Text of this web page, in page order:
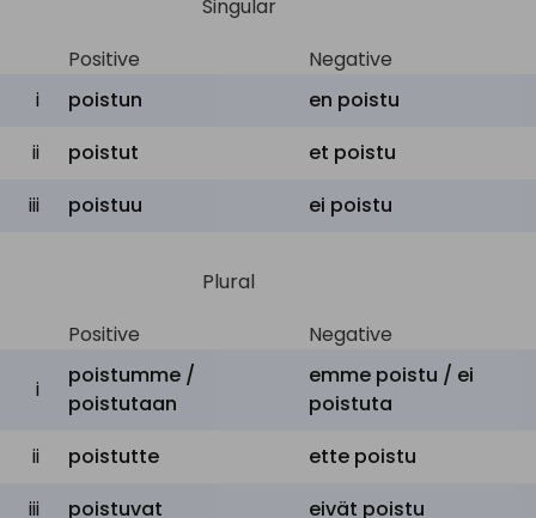
Singular
Positive
Negative
i
poistun en poistu
ii
poistut et poistu
iii
poistuu ei poistu
Plural
Positive
Negative
i
poistumme /
poistutaan
emme poistu / ei
poistuta
ii
poistutte ette poistu
iii
poistuvat eivät poistu